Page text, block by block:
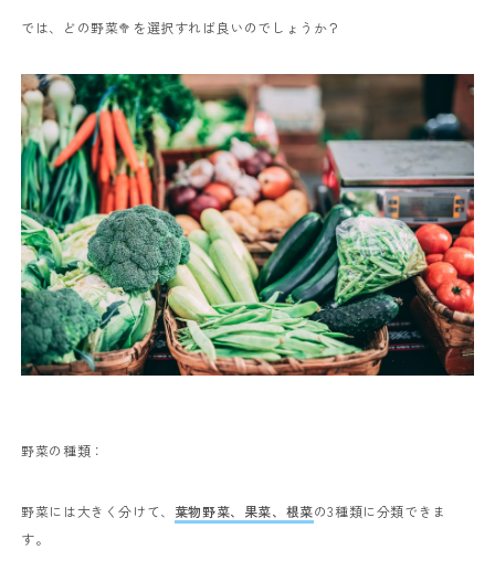
では、どの野菜🥦 を選択すれば良いのでしょうか？
野菜の種類：
野菜には大きく分けて、 葉物野菜、果菜、根菜の3種類に分類できま
す。